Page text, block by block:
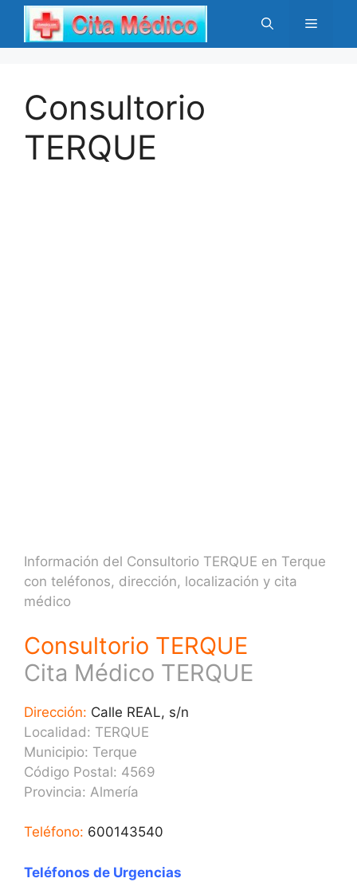
Saltar
contenido
Menú
Consultorio
TERQUE
Información del Consultorio TERQUE en Terque
con teléfonos, dirección, localización y cita
médico
Consultorio TERQUE
Cita Médico TERQUE
Dirección: Calle REAL, s/n
Localidad: TERQUE
Municipio: Terque
Código Postal: 4569
Provincia: Almería
Teléfono: 600143540
Teléfonos de Urgencias